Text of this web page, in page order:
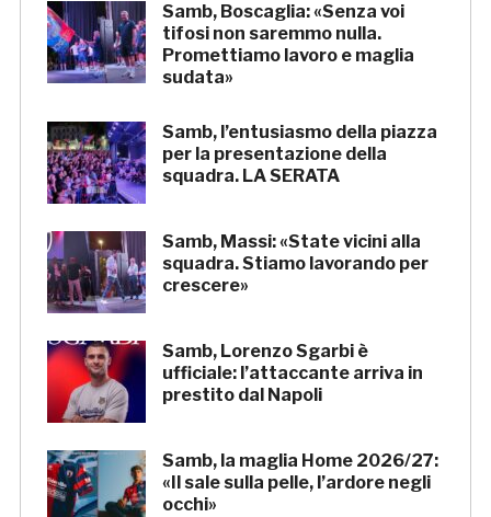
Samb, Boscaglia: «Senza voi
tifosi non saremmo nulla.
Promettiamo lavoro e maglia
sudata»
Samb, l’entusiasmo della piazza
per la presentazione della
squadra. LA SERATA
Samb, Massi: «State vicini alla
squadra. Stiamo lavorando per
crescere»
Samb, Lorenzo Sgarbi è
ufficiale: l’attaccante arriva in
prestito dal Napoli
Samb, la maglia Home 2026/27:
«Il sale sulla pelle, l’ardore negli
occhi»